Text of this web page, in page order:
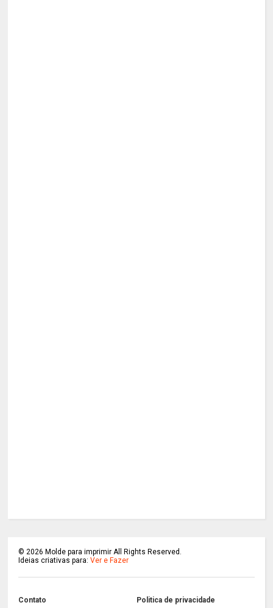
©2026 Molde para imprimir All Rights Reserved.
Ideias criativas para:Ver e Fazer
Contato Politica de privacidade